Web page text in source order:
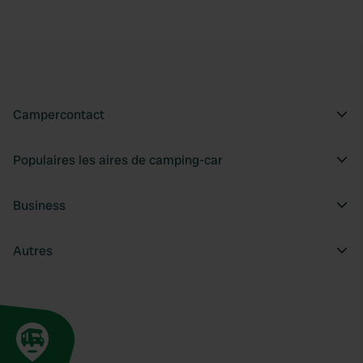
Campercontact
Populaires les aires de camping-car
Business
Autres